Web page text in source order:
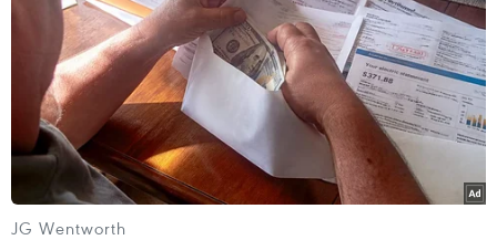
#OPEC #Lệnh trừng phạt
#Dầu nhẹ
#Điều phối giá dầu
#Alexander Novak
#Các nước xuất khẩu dầu
#Alexander Novak
#Abdallah El-Badri
Nga
JG Wentworth